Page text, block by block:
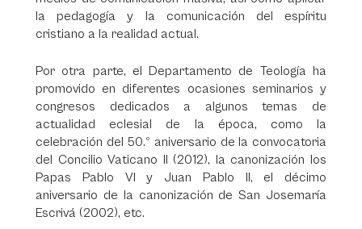
la pedagogía y la comunicación del espíritu
cristiano a la realidad actual.
Por otra parte, el Departamento de Teología ha
promovido en diferentes ocasiones seminarios y
congresos dedicados a algunos temas de
actualidad eclesial de la época, como la
celebración del 50.º aniversario de la convocatoria
del Concilio Vaticano II (2012), la canonización los
Papas Pablo VI y Juan Pablo II, el décimo
aniversario de la canonización de San Josemaría
Escrivá (2002), etc.